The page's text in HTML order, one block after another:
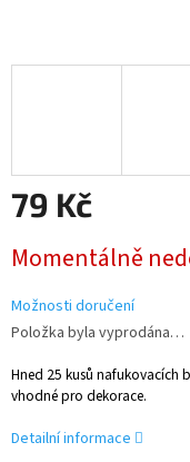
79 Kč
cena:
Momentálně
Možnosti doručení
Položka byla vyprodána…
Hned 25 kusů nafukovacích
vhodné pro dekorace.
Detailní informace